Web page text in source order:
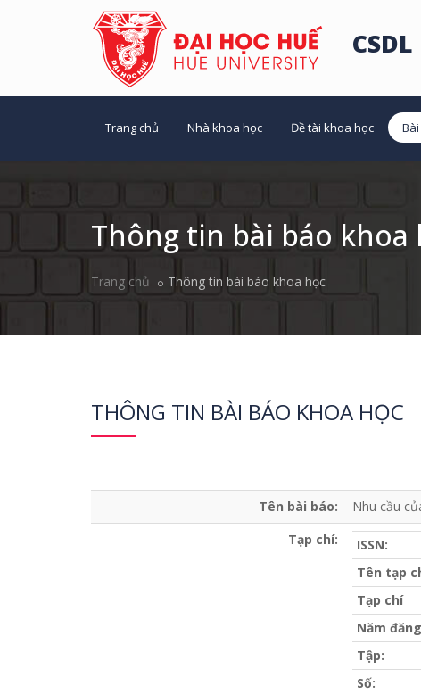
Trang chủ Nhà khoa học Đề tài khoa học
Thông tin bài báo khoa
Trang chủ Thông tin bài báo khoa học
THÔNG TIN BÀI BÁO KHOA HỌC
Tên bài báo:
Nhu cầu
Tạp chí:
ISSN:
Tên tạp
Tạp chí
Năm
Tập:
Số: